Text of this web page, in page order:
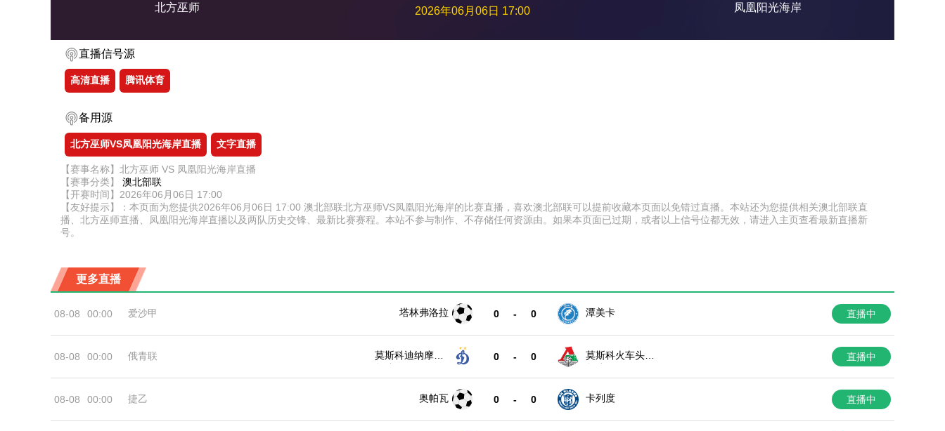
北方巫师 2026年06月06日 17:00 凤凰阳光海岸
直播信号源
高清直播 腾讯体育
备用源
北方巫师VS凤凰阳光海岸直播 文字直播
【赛事名称】北方巫师 VS 凤凰阳光海岸直播
【赛事分类】 澳北部联
【开赛时间】2026年06月06日 17:00
【友好提示】：本页面为您提供2026年06月06日 17:00 澳北部联北方巫师VS凤凰阳光海岸的比赛直播，喜欢澳北部联可以提前收藏本页面以免错过直播。本站还为您提供相关澳北部联直
播、北方巫师直播、凤凰阳光海岸直播以及两队历史交锋、最新比赛赛程。本站不参与制作、不存储任何资源由。如果本页面已过期，或者以上信号位都无效，请进入主页查看最新直播新
号。
更多直播
08-08 00:00 爱沙甲 塔林弗洛拉 0 - 0 潭美卡 直播中
08-08 00:00 俄青联
莫斯科迪纳摩青
0 - 0
莫斯科火车头青
直播中
08-08 00:00 捷乙 奥帕瓦 0 - 0 卡列度 直播中